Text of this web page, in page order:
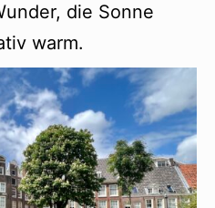
die Sonne
warm.